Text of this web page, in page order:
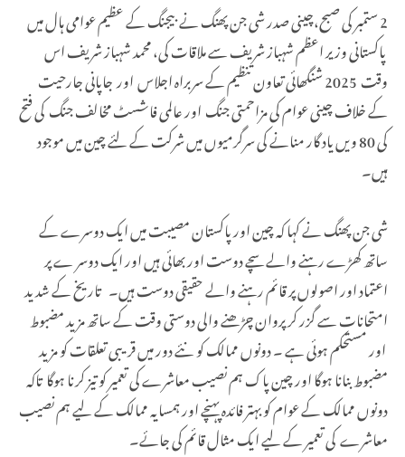
2 ستمبر کی صبح،چینی صدر شی جن پھنگ نے بیجنگ کے عظیم عوامی ہال میں
پاکستانی وزیر اعظم شہباز شریف سے ملاقات کی، محمد شہباز شریف اس
وقت 2025 شنگھائی تعاون تنظیم کے سربراہ اجلاس اور جاپانی جارحیت
کے خلاف چینی عوام کی مزاحمتی جنگ اور عالمی فاشسٹ مخالف جنگ کی فتح
کی 80 ویں یاد گار منانے کی سرگرمیوں میں شرکت کے لئے چین میں موجود
ہیں۔
شی جن پھنگ نے کہا کہ چین اور پاکستان مصیبت میں ایک دوسرے کے
ساتھ کھڑے رہنے والے سچے دوست اور بھائی ہیں اور ایک دوسر ے پر
اعتماد اور اصولوں پر قائم رہنے والے حقیقی دوست ہیں۔ تاریخ کے شدید
امتحانات سے گزر کر پروان چڑھنے والی دوستی وقت کے ساتھ مزید مضبوط
اور مستحکم ہوئی ہے ۔ دونوں ممالک کو نئے دور میں قریبی تعلقات کو مزید
مضبوط بنانا ہوگا اور چین پاک ہم نصیب معاشرے کی تعمیر کو تیز کرنا ہوگا تاکہ
دونوں ممالک کے عوام کو بہتر فائدہ پہنچے اور ہمسایہ ممالک کے لیے ہم نصیب
معاشرے کی تعمیر کے لیے ایک مثال قائم کی جائے۔